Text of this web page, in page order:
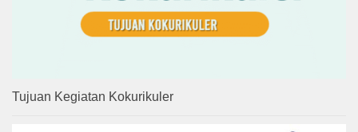
Tujuan Kegiatan Kokurikuler